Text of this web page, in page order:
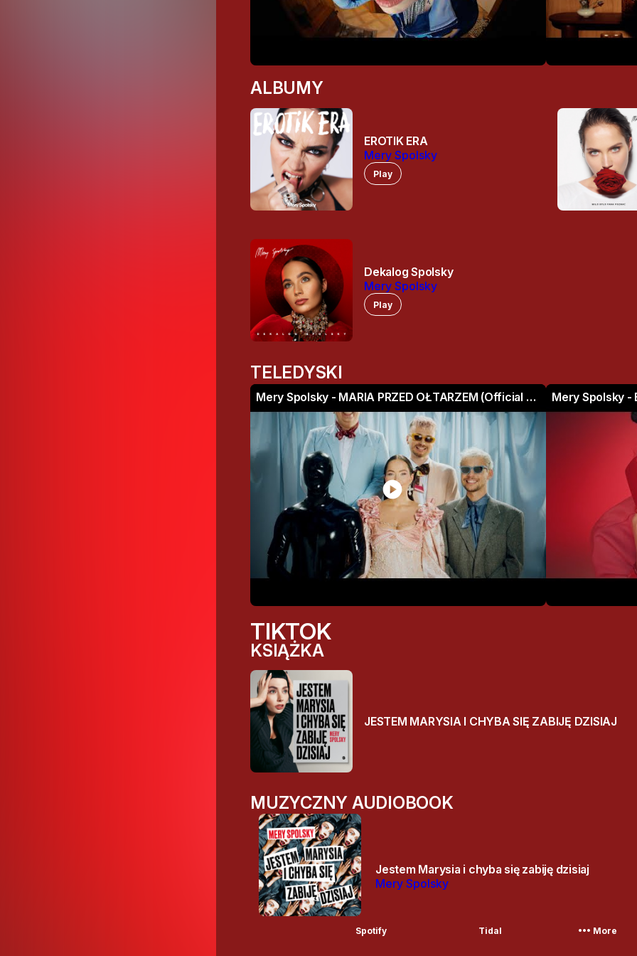
ALBUMY
EROTIK ERA
Mery Spolsky
Play
Dekalog Spolsky
Mery Spolsky
Play
TELEDYSKI
Mery Spolsky - MARIA PRZED OŁTARZEM (Official Video)
play_circle
Mery Spolsky -
TIKTOK
KSIĄŻKA
JESTEM MARYSIA I CHYBA SIĘ ZABIJĘ DZISIAJ
MUZYCZNY AUDIOBOOK
Jestem Marysia i chyba się zabiję dzisiaj
Mery Spolsky
Spotify Tidal More_horiz More